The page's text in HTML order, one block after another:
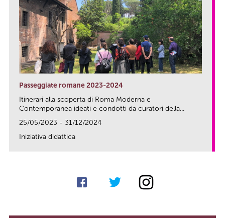
Passeggiate romane 2023-2024
Itinerari alla scoperta di Roma Moderna e
Contemporanea ideati e condotti da curatori della...
25/05/2023 - 31/12/2024
Iniziativa didattica